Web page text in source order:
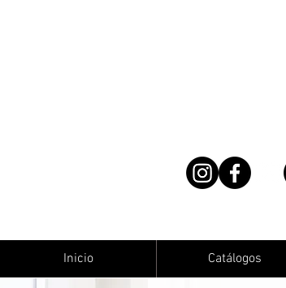
Inicio Catálogos